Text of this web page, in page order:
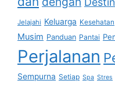
Jelajahi Keluarga Kesehatan
Musim Panduan Pantai
Perjalanan
Sempurna Setiap Spa Stres